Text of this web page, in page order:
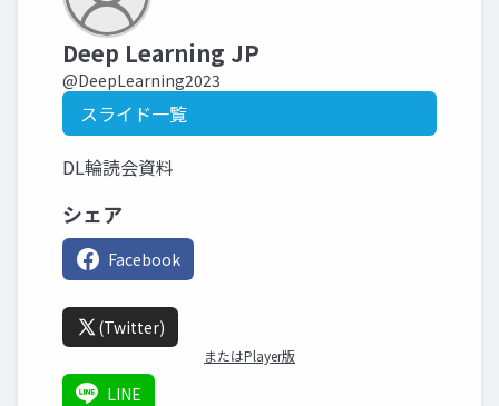
Deep Learning JP
@DeepLearning2023
スライド一覧
DL輪読会資料
シェア
Facebook
(Twitter)
またはPlayer版
LINE